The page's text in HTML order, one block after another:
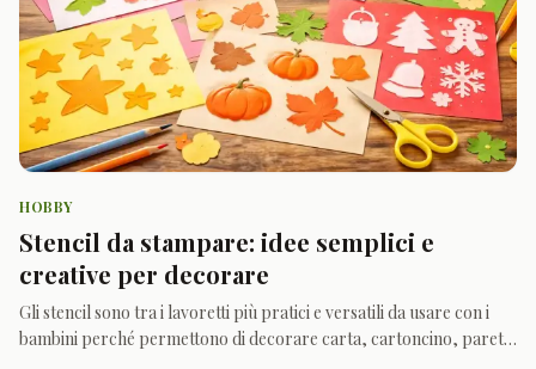
HOBBY
Stencil da stampare: idee semplici e
creative per decorare
Gli stencil sono tra i lavoretti più pratici e versatili da usare con i
bambini perché permettono di decorare carta, cartoncino, pareti,